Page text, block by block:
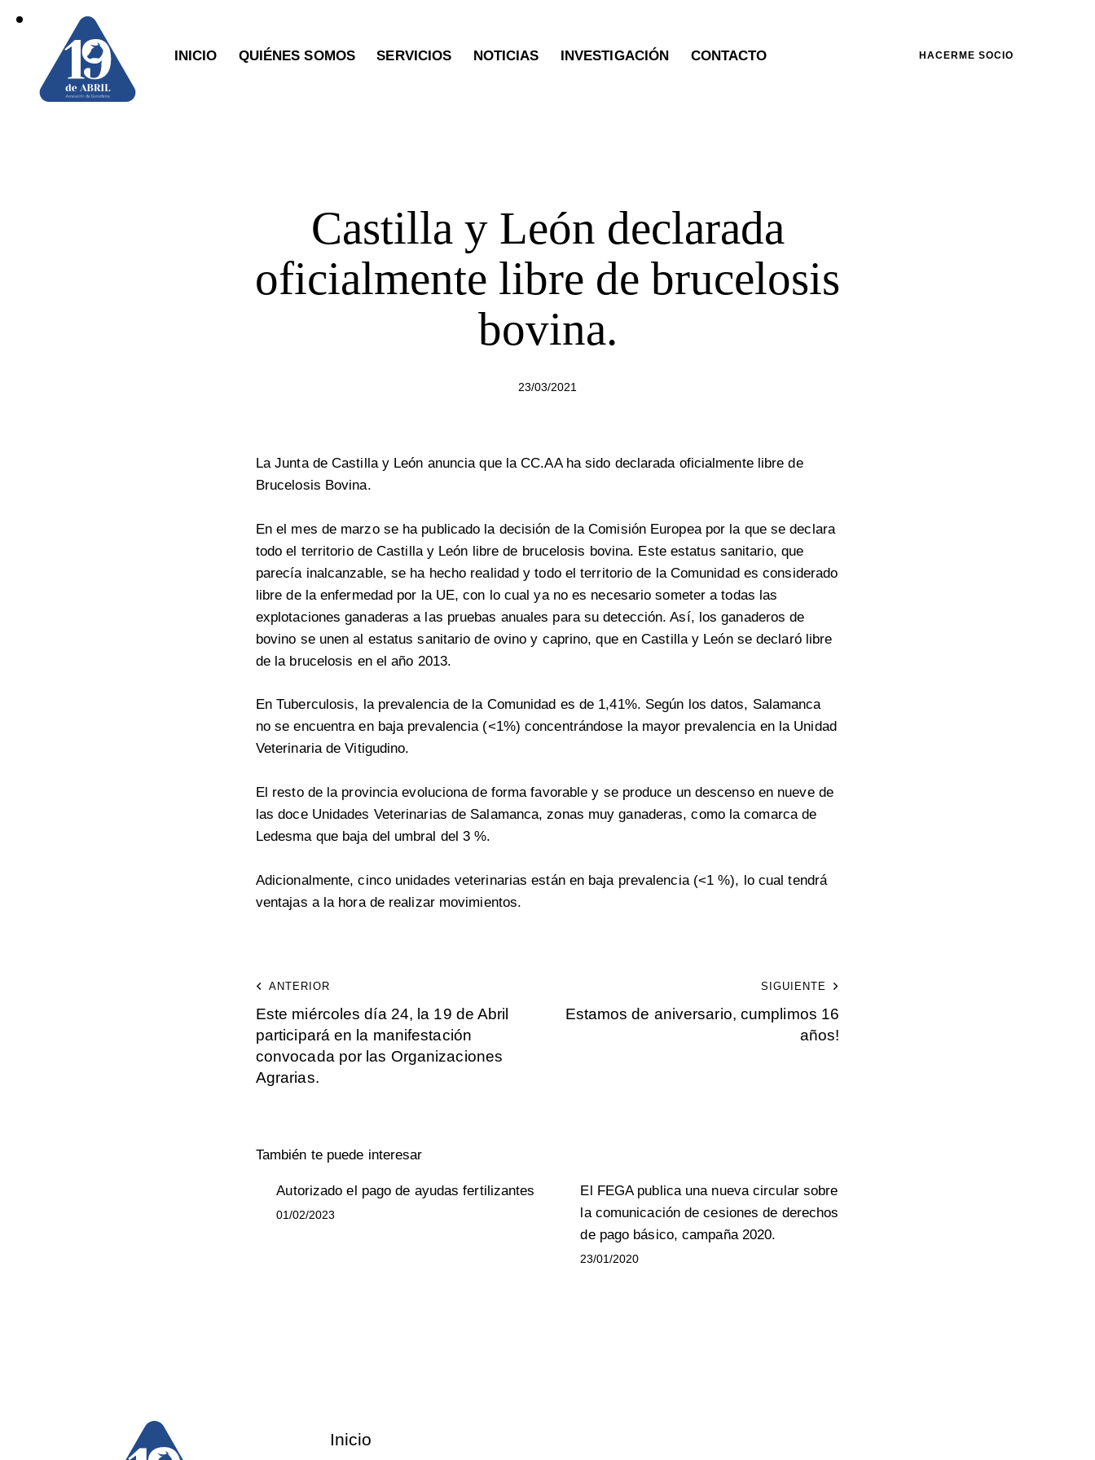
INICIO QUIÉNES SOMOS SERVICIOS NOTICIAS INVESTIGACIÓN CONTACTO HACERME SOCIO
Castilla y León declarada
oficialmente libre de brucelosis
bovina.
23/03/2021
La Junta de Castilla y León anuncia que la CC.AA ha sido declarada oficialmente libre de
Brucelosis Bovina.
En el mes de marzo se ha publicado la decisión de la Comisión Europea por la que se declara
todo el territorio de Castilla y León libre de brucelosis bovina. Este estatus sanitario, que
parecía inalcanzable, se ha hecho realidad y todo el territorio de la Comunidad es considerado
libre de la enfermedad por la UE, con lo cual ya no es necesario someter a todas las
explotaciones ganaderas a las pruebas anuales para su detección. Así, los ganaderos de
bovino se unen al estatus sanitario de ovino y caprino, que en Castilla y León se declaró libre
de la brucelosis en el año 2013.
En Tuberculosis, la prevalencia de la Comunidad es de 1,41%. Según los datos, Salamanca
no se encuentra en baja prevalencia (<1%) concentrándose la mayor prevalencia en la Unidad
Veterinaria de Vitigudino.
El resto de la provincia evoluciona de forma favorable y se produce un descenso en nueve de
las doce Unidades Veterinarias de Salamanca, zonas muy ganaderas, como la comarca de
Ledesma que baja del umbral del 3 %.
Adicionalmente, cinco unidades veterinarias están en baja prevalencia (<1 %), lo cual tendrá
ventajas a la hora de realizar movimientos.
ANTERIOR
Este miércoles día 24, la 19 de Abril
participará en la manifestación
convocada por las Organizaciones
Agrarias.
SIGUIENTE
Estamos de aniversario, cumplimos 16
años!
También te puede interesar
Autorizado el pago de ayudas fertilizantes
01/02/2023
El FEGA publica una nueva circular sobre
la comunicación de cesiones de derechos
de pago básico, campaña 2020.
23/01/2020
Inicio